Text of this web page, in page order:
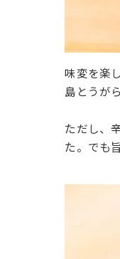
味変を楽
島とうが
ただし、
た。でも